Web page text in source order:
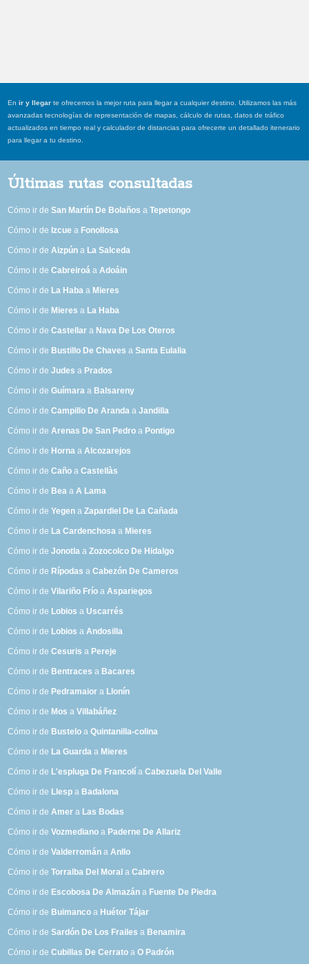
Enir y llegar te ofrecemos la mejor ruta para llegar a cualquier destino. Utilizamos las más
avanzadas tecnologías de representación de mapas, cálculo de rutas, datos de tráfico
actualizados en tiempo real y calculador de distancias para ofrecerte un detallado itenerario
para llegar a tu destino.
Últimas rutas consultadas
Cómo ir deSan Martín De Bolaños aTepetongo
Cómo ir de Izcue a Fonollosa
Cómo ir deAizpún a La Salceda
Cómo ir deCabreiroá aAdoáin
Cómo ir de La Haba a Mieres
Cómo ir de Mieres a La Haba
Cómo ir deCastellar a Nava De Los Oteros
Cómo ir de Bustillo De Chaves aSanta Eulalia
Cómo ir deJudes a Prados
Cómo ir deGuímara a Balsareny
Cómo ir deCampillo De Aranda aJandilla
Cómo ir deArenas De San Pedro a Pontigo
Cómo ir de Horna aAlcozarejos
Cómo ir deCaño aCastellàs
Cómo ir de Bea aA Lama
Cómo ir deYegen aZapardiel De La Cañada
Cómo ir de La Cardenchosa a Mieres
Cómo ir deJonotla aZozocolco De Hidalgo
Cómo ir de Rípodas aCabezón De Cameros
Cómo ir deVilariño Frío aAspariegos
Cómo ir de Lobios aUscarrés
Cómo ir de Lobios aAndosilla
Cómo ir deCesuris a Pereje
Cómo ir de Bentraces a Bacares
Cómo ir de Pedramaior a Llonín
Cómo ir de Mos aVillabáñez
Cómo ir de Bustelo aQuintanilla-colina
Cómo ir de La Guarda a Mieres
Cómo ir de L'espluga De Francolí aCabezuela Del Valle
Cómo ir de Llesp a Badalona
Cómo ir deAmer a Las Bodas
Cómo ir deVozmediano a Paderne De Allariz
Cómo ir deValderromán aAnllo
Cómo ir deTorralba Del Moral aCabrero
Cómo ir de Escobosa De Almazán a Fuente De Piedra
Cómo ir de Buimanco a Huétor Tájar
Cómo ir deSardón De Los Frailes a Benamira
Cómo ir deCubillas De Cerrato aO Padrón